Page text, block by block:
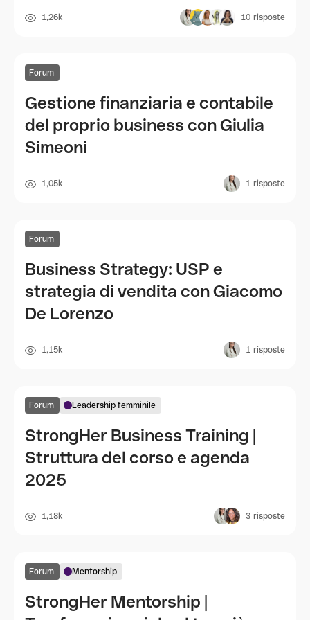
1,26k 10 risposte
Forum
Gestione finanziaria e contabile
del proprio business con Giulia
Simeoni
1,05k 1 risposte
Forum
Business Strategy: USP e
strategia di vendita con Giacomo
De Lorenzo
1,15k 1 risposte
Forum Leadership femminile
StrongHer Business Training |
Struttura del corso e agenda
2025
1,18k 3 risposte
Forum Mentorship
StrongHer Mentorship |